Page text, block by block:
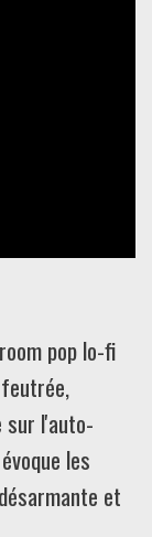
pop lo-fi
sur l'auto-
les
et